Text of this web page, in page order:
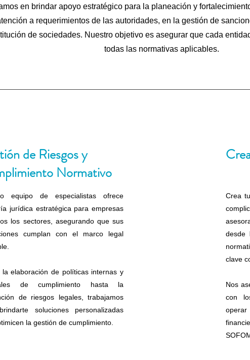
en brindar apoyo estratégico para la planeación y
a requerimientos de las autoridades, en la gestión de
de sociedades. Nuestro objetivo es asegurar que cada
todas las normativas aplicables.
de Riesgos y
Normativo
equipo de especialistas ofrece
jurídica estratégica para empresas
los sectores, asegurando que sus
cumplan con el marco legal
la elaboración de políticas internas y
de cumplimiento hasta la
de riesgos legales, trabajamos
soluciones personalizadas
la gestión de cumplimiento.
Crea
desde
clave
Nos
con